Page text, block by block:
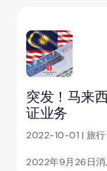
突发！马来
证业务
2022-10-01 | 旅
2022年9月26日